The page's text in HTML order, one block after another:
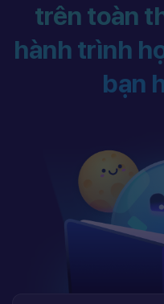
trên toàn
hành trình
bạn